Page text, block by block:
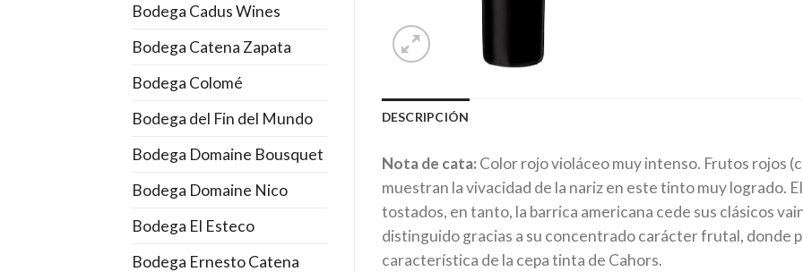
Bodega Cadus Wines
Bodega Catena Zapata
Bodega Colomé
Bodega del Fin del Mundo
Bodega Domaine Bousquet
Bodega Domaine Nico
Bodega El Esteco
Bodega Ernesto Catena
DESCRIPCIÓN
Nota de cata:Color rojo violáceo muy intenso. Frutos rojos
muestran la vivacidad de la nariz en este tinto muy logrado.
tostados, en tanto, la barrica americana cede sus clásicos
distinguido gracias a su concentrado carácter frutal, donde
característica de la cepa tinta de Cahors.